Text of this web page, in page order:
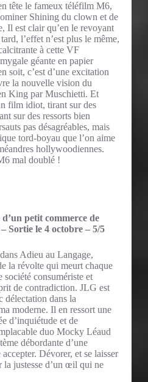
tête le fameux téléfilm M6,
Shining du clown et de
Il est clair qu’en le revoyant
l’effet n’est plus le même,
à cette VF
géante en papier
soit, c’est d’une excitation
la nouvelle vision du
King par Muschietti. Et
film idiot, tirant sur des
sur des ressorts bien
pas désagréables, mais
tord-boyau que l’on aime
hollywoodiennes.
mal doublé !
petit commerce de
Sortie le 4 octobre – 5/5
Adieu au Langage,
la révolte qui meurt chaque
société consumériste et
de contradiction. JLG est
délectation dans la
moderne. Il en ressort une
d’inquiétude et de
duo Mocky Léaud
débordante d’une
Dévorer, et se laisser
la justesse d’un œil qui ne